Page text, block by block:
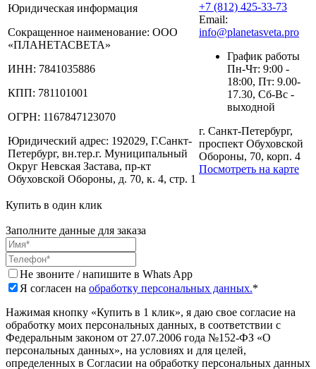
Юридическая информация
Сокращенное наименование: ООО
«ПЛАНЕТАСВЕТА»
ИНН: 7841035886
КПП: 781101001
ОГРН: 1167847123070
Юридический адрес: 192029, Г.Санкт-
Петербург, вн.тер.г. Муниципальный
Округ Невская Застава, пр-кт
Обуховской Обороны, д. 70, к. 4, стр. 1
+7 (812) 425-33-73
Email:
info@planetasveta.pro
График работы
Пн-Чт: 9:00 -
18:00, Пт: 9.00-
17.30, Сб-Вс -
выходной
г. Санкт-Петербург,
проспект Обуховской
Обороны, 70, корп. 4
Посмотреть на карте
Купить в один клик
Заполните данные для заказа
Не звоните / напишите в Whats App
Я согласен на обработку персональных данных.*
Нажимая кнопку «Купить в 1 клик», я даю свое согласие на
обработку моих персональных данных, в соответствии с
Федеральным законом от 27.07.2006 года №152-ФЗ «О
персональных данных», на условиях и для целей,
определенных в Согласии на обработку персональных данных